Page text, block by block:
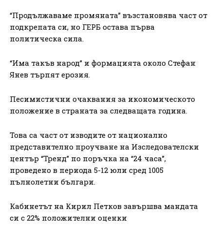
“Продължаваме промяната” възстановява част от
подкрепата си, но ГЕРБ остава първа
политическа сила.
“Има такъв народ” и формацията около Стефан
Янев търпят ерозия.
Песимистични очаквания за икономическото
положение в страната за следващата година.
Това са част от изводите от национално
представително проучване на Изследователски
център “Тренд” по поръчка на “24 часа”,
проведено в периода 5-12 юли сред 1005
пълнолетни българи.
Кабинетът на Кирил Петков завършва мандата
си с 22% положителни оценки